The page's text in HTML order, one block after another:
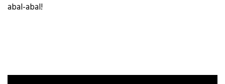
abal-abal!